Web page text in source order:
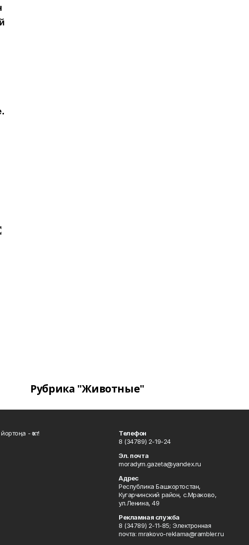
Рубрика "Животные"
- ҡот!
Телефон
8 (34789) 2-19-24
Эл. почта
moradym.gazeta@yandex.ru
Адрес
Республика Башкортостан,
Кугарчинский район, с.Мраково,
ул.Ленина, 49
Рекламная служба
8 (34789) 2-11-85; Электронная
почта: mrakovo-reklama@rambler.ru